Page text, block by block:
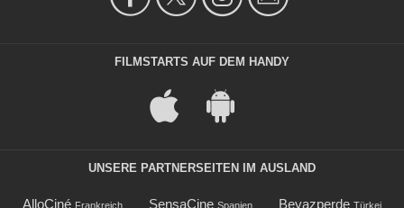
FILMSTARTS AUF DEM HANDY
UNSERE PARTNERSEITEN IM AUSLAND
AlloCiné Frankreich SensaCine Spanien Beyazperde Türkei